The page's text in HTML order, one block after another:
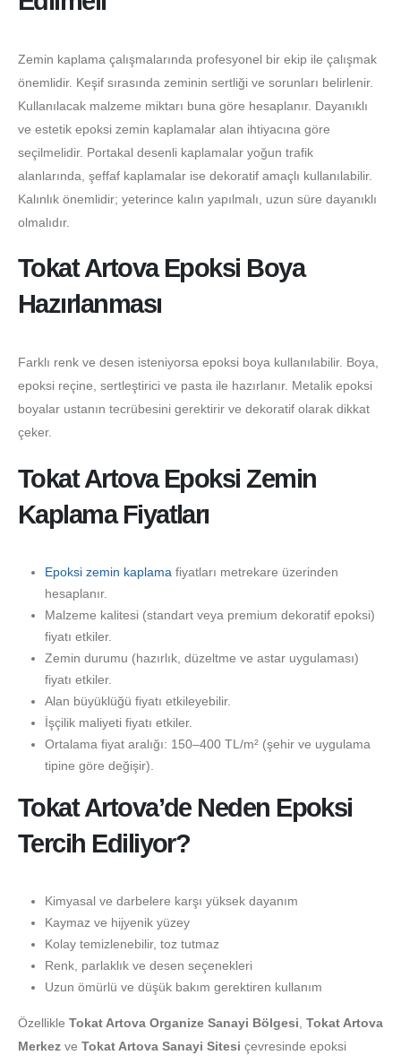
Zemin kaplama çalışmalarında profesyonel bir ekip ile çalışmak
önemlidir. Keşif sırasında zeminin sertliği ve sorunları belirlenir.
Kullanılacak malzeme miktarı buna göre hesaplanır. Dayanıklı
ve estetik epoksi zemin kaplamalar alan ihtiyacına göre
seçilmelidir. Portakal desenli kaplamalar yoğun trafik
alanlarında, şeffaf kaplamalar ise dekoratif amaçlı kullanılabilir.
Kalınlık önemlidir; yeterince kalın yapılmalı, uzun süre dayanıklı
olmalıdır.
Tokat Artova Epoksi Boya
Hazırlanması
Farklı renk ve desen isteniyorsa epoksi boya kullanılabilir. Boya,
epoksi reçine, sertleştirici ve pasta ile hazırlanır. Metalik epoksi
boyalar ustanın tecrübesini gerektirir ve dekoratif olarak dikkat
çeker.
Tokat Artova Epoksi Zemin
Kaplama Fiyatları
Epoksi zemin kaplama fiyatları metrekare üzerinden
hesaplanır.
Malzeme kalitesi (standart veya premium dekoratif epoksi)
fiyatı etkiler.
Zemin durumu (hazırlık, düzeltme ve astar uygulaması)
fiyatı etkiler.
Alan büyüklüğü fiyatı etkileyebilir.
İşçilik maliyeti fiyatı etkiler.
Ortalama fiyat aralığı: 150–400 TL/m² (şehir ve uygulama
tipine göre değişir).
Tokat Artova’de Neden Epoksi
Tercih Ediliyor?
Kimyasal ve darbelere karşı yüksek dayanım
Kaymaz ve hijyenik yüzey
Kolay temizlenebilir, toz tutmaz
Renk, parlaklık ve desen seçenekleri
Uzun ömürlü ve düşük bakım gerektiren kullanım
Özellikle Tokat Artova Organize Sanayi Bölgesi Tokat Artova
Merkez ve Tokat Artova Sanayi Sitesi çevresinde epoksi